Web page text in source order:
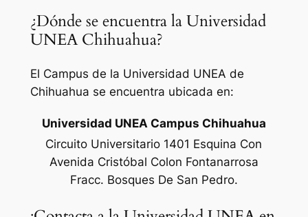
¿Dónde se encuentra la Universidad
UNEA Chihuahua?
El Campus de la Universidad UNEA de
Chihuahua se encuentra ubicada en:
Universidad UNEA Campus Chihuahua
Circuito Universitario 1401 Esquina Con
Avenida Cristóbal Colon Fontanarrosa
Fracc. Bosques De San Pedro.